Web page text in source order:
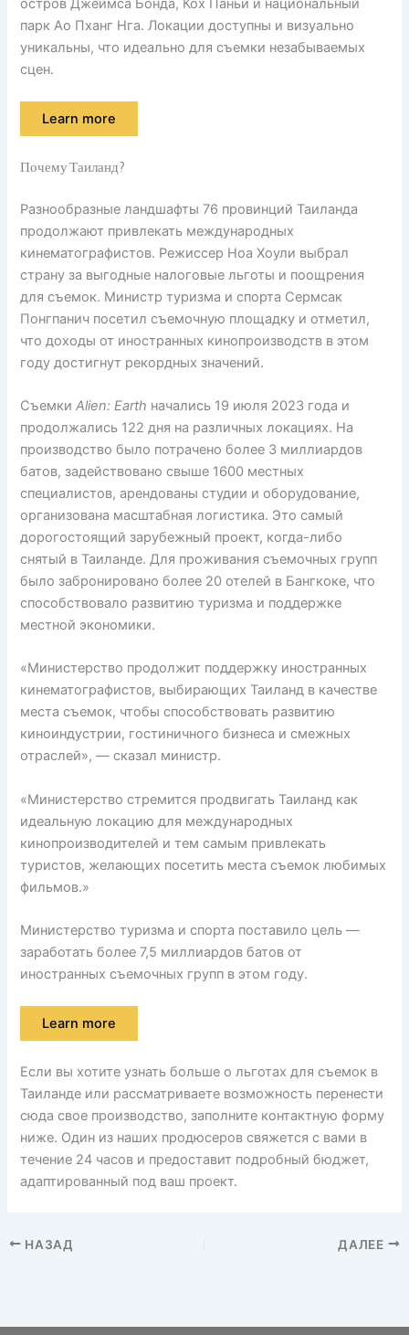
остров Джеймса Бонда, Кох Паньи и национальный
парк Ао Пханг Нга. Локации доступны и визуально
уникальны, что идеально для съемки незабываемых
сцен.
Learn more
Почему Таиланд?
Разнообразные ландшафты 76 провинций Таиланда
продолжают привлекать международных
кинематографистов. Режиссер Ноа Хоули выбрал
страну за выгодные налоговые льготы и поощрения
для съемок. Министр туризма и спорта Сермсак
Понгпанич посетил съемочную площадку и отметил,
что доходы от иностранных кинопроизводств в этом
году достигнут рекордных значений.
Съемки Alien: Earth начались 19 июля 2023 года и
продолжались 122 дня на различных локациях. На
производство было потрачено более 3 миллиардов
батов, задействовано свыше 1600 местных
специалистов, арендованы студии и оборудование,
организована масштабная логистика. Это самый
дорогостоящий зарубежный проект, когда-либо
снятый в Таиланде. Для проживания съемочных групп
было забронировано более 20 отелей в Бангкоке, что
способствовало развитию туризма и поддержке
местной экономики.
«Министерство продолжит поддержку иностранных
кинематографистов, выбирающих Таиланд в качестве
места съемок, чтобы способствовать развитию
киноиндустрии, гостиничного бизнеса и смежных
отраслей», — сказал министр.
«Министерство стремится продвигать Таиланд как
идеальную локацию для международных
кинопроизводителей и тем самым привлекать
туристов, желающих посетить места съемок любимых
фильмов.»
Министерство туризма и спорта поставило цель —
заработать более 7,5 миллиардов батов от
иностранных съемочных групп в этом году.
Learn more
Если вы хотите узнать больше о льготах для съемок в
Таиланде или рассматриваете возможность перенести
сюда свое производство, заполните контактную форму
ниже. Один из наших продюсеров свяжется с вами в
течение 24 часов и предоставит подробный бюджет,
адаптированный под ваш проект.
НАЗАД ДАЛЕЕ